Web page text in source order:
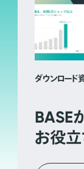
ダウンロード
BASE
お役